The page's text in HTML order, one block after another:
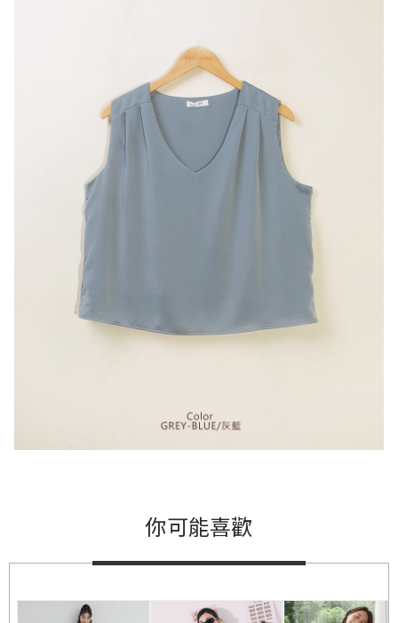
你可能喜歡